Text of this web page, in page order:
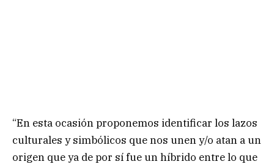
“En esta ocasión proponemos identificar los lazos
culturales y simbólicos que nos unen y/o atan a un
origen que ya de por sí fue un híbrido entre lo que